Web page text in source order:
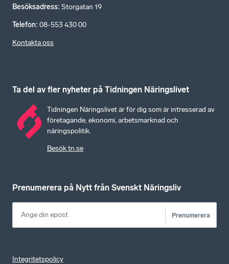
Besöksadress: Storgatan 19
Telefon: 08-553 430 00
Kontakta oss
Ta del av fler nyheter på Tidningen Näringslivet
Tidningen Näringslivet är för dig som är intresserad av
företagande, ekonomi, arbetsmarknad och
näringspolitik.
Besök tn.se
Prenumerera på Nytt från Svenskt Näringsliv
Prenumerera
Integritetspolicy